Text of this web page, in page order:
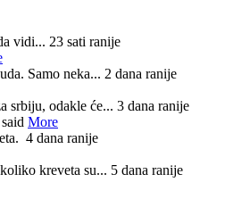
vidi... 23 sati ranije
Samo neka... 2 dana ranije
srbiju, odakle će... 3 dana ranije
More
4 dana ranije
kreveta su... 5 dana ranije